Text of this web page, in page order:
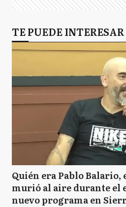
TE PUEDE INTERESAR
Quién era Pablo
murió al aire durante el
nuevo programa en